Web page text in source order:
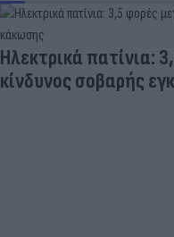
Ηλεκτρικά πατίνια:
κίνδυνος σοβαρής